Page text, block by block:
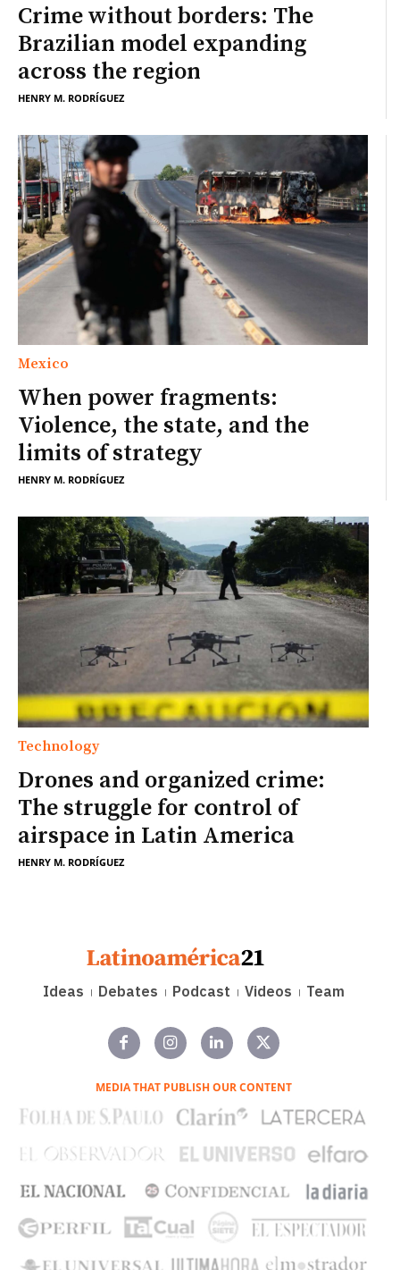
Crime without borders: The
Brazilian model expanding
across the region
HENRY M. RODRÍGUEZ
Mexico
When power fragments:
Violence, the state, and the
limits of strategy
HENRY M. RODRÍGUEZ
Technology
Drones and organized crime:
The struggle for control of
airspace in Latin America
HENRY M. RODRÍGUEZ
Ideas Debates Podcast Videos Team
MEDIA THAT PUBLISH OUR CONTENT